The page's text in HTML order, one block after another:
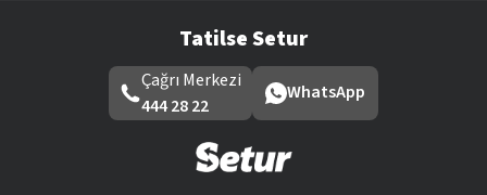
Tatilse Setur
Çağrı Merkezi
444 28 22
WhatsApp